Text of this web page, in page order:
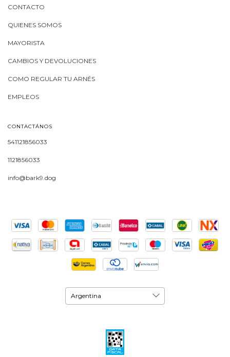
CONTACTO
QUIENES SOMOS
MAYORISTA
CAMBIOS Y DEVOLUCIONES
COMO REGULAR TU ARNÉS
EMPLEOS
CONTACTÁNOS
541121856033
1121856033
info@bark9.dog